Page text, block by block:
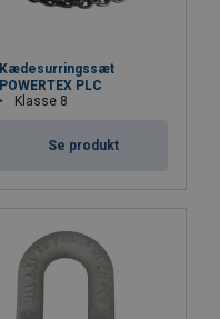
Kædesurringssæt
POWERTEX PLC
Klasse 8
Se produkt